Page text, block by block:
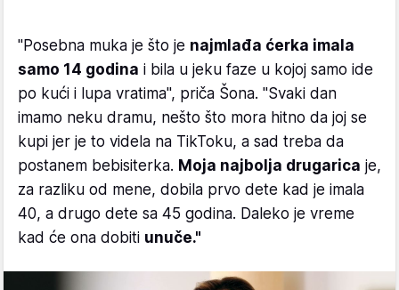
"Posebna muka je što je najmlađa ćerka imala
samo 14 godina i bila u jeku faze u kojoj samo ide
po kući i lupa vratima", priča Šona. "Svaki dan
imamo neku dramu, nešto što mora hitno da joj se
kupi jer je to videla na TikToku, a sad treba da
postanem bebisiterka. Moja najbolja drugarica je,
za razliku od mene, dobila prvo dete kad je imala
40, a drugo dete sa 45 godina. Daleko je vreme
kad će ona dobiti unuče."